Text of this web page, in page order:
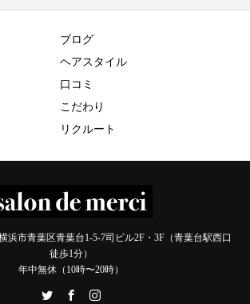
ブログ
ヘアスタイル
口コミ
こだわり
リクルート
浜市青葉区青葉台1-5-7司ビル2F・3F（青葉台駅西口
徒歩1分）
年中無休（10時〜20時）